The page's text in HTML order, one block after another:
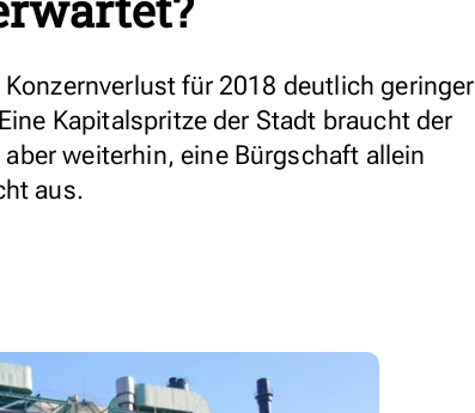
für 2018 deutlich geringer
Kapitalspritze der Stadt braucht der
weiterhin, eine Bürgschaft allein
aus.